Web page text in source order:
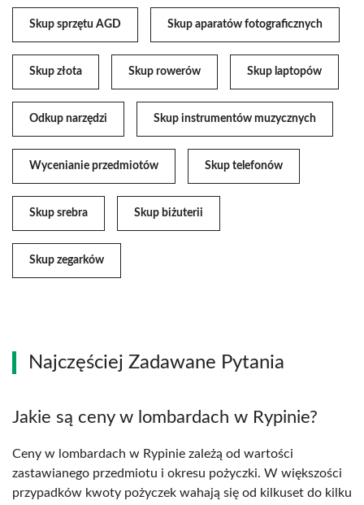
Skup sprzętu AGD Skup aparatów fotograficznych
Skup złota Skup rowerów Skup laptopów
Odkup narzędzi Skup instrumentów muzycznych
Wycenianie przedmiotów Skup telefonów
Skup srebra Skup biżuterii
Skup zegarków
Najczęściej Zadawane Pytania
Jakie są ceny w lombardach w Rypinie?
Ceny w lombardach w Rypinie zależą od wartości
zastawianego przedmiotu i okresu pożyczki. W większości
przypadków kwoty pożyczek wahają się od kilkuset do kilku